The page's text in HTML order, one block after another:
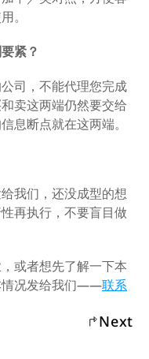
。
紧？
司，不能代理您完成
卖这两端仍然要交给
息断点就在这两端。
我们，还没成型的想
再执行，不要盲目做
或者想先了解一下本
情况发给我们——联系
Next